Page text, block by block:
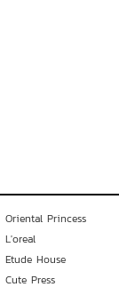
Oriental Princess
L'oreal
Etude House
Cute Press